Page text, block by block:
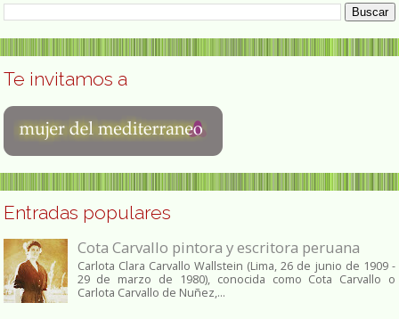
Te invitamos a
Entradas populares
Cota Carvallo pintora y escritora peruana
Carlota Clara Carvallo Wallstein (Lima, 26 de junio de 1909 -
29 de marzo de 1980), conocida como Cota Carvallo o
Carlota Carvallo de Nuñez,...